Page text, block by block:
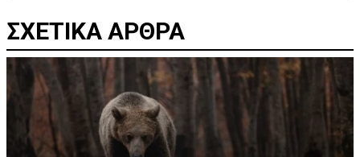
ΣΧΕΤΙΚΑ ΑΡΘΡΑ